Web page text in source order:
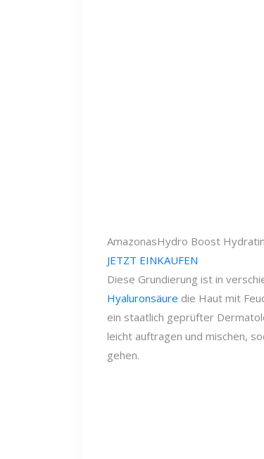
AmazonasHydro Boost
JETZT EINKAUFEN
Diese Grundierung ist in
Hyaluronsäure die Haut mit
ein staatlich geprüfter
leicht auftragen und mischen,
gehen.